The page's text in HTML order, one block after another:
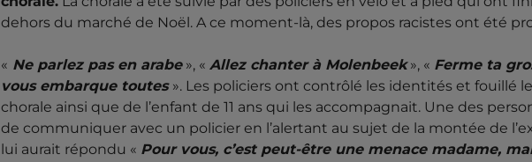
dehors du marché de Noël. A ce moment-là, des propos racistes ont été
« Ne parlez pas en arabe», « Allez chanter à Molenbeek», « Ferme ta
vous embarque toutes ». Les policiers ont contrôlé les identités et fouillé
chorale ainsi que de l’enfant de 11 ans qui les accompagnait. Une des
de communiquer avec un policier en l’alertant au sujet de la montée de
lui aurait répondu « Pour vous, c’est peut-être une menace madame,